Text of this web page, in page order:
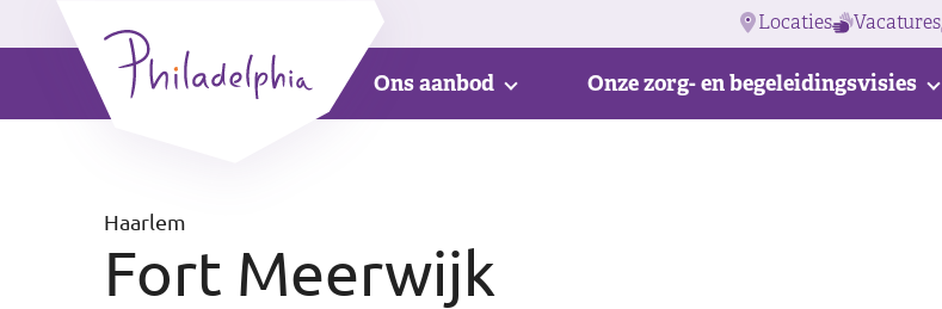
Locaties Vacatures
Ons aanbod Onze zorg- en begeleidingsvisies
Haarlem
Fort Meerwijk